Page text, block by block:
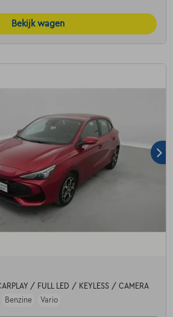
Bekijk wagen
/ FULL LED / KEYLESS / CAMERA
Benzine Vario